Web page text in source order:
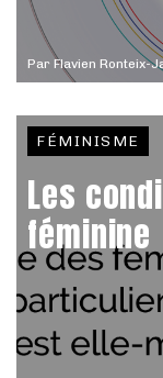
Par Flavien Ronteix-
FÉMINISME
Les
féminine